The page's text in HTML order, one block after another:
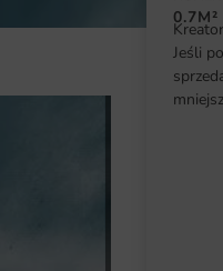
Fototapeta Kobieta w
0.7M²
Jeśli